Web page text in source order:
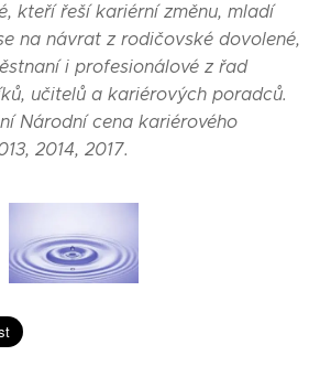
kteří řeší kariérní změnu, mladí
na návrat z rodičovské dovolené,
i profesionálové z řad
učitelů a kariérových poradců.
Národní cena kariérového
2014, 2017.